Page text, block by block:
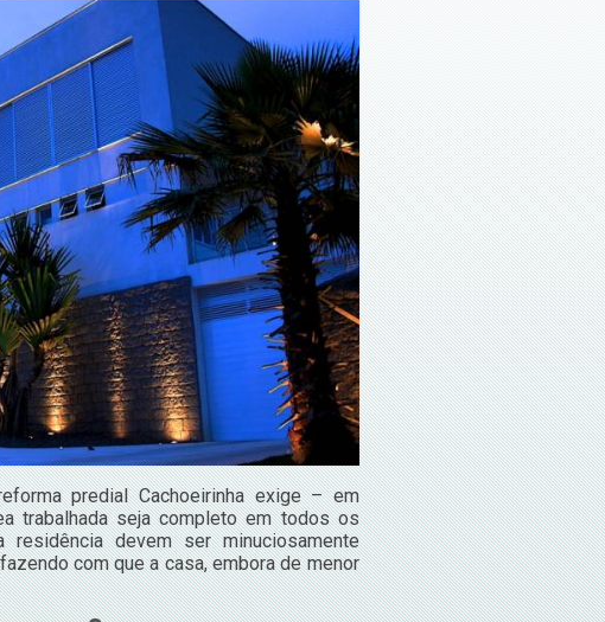
predial Cachoeirinha exige – em
trabalhada seja completo em todos os
devem ser minuciosamente
com que a casa, embora de menor